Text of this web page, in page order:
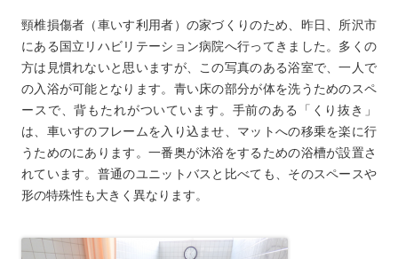
頸椎損傷者（車いす利用者）の家づくりのため、昨日、所沢市
にある国立リハビリテーション病院へ行ってきました。多くの
方は見慣れないと思いますが、この写真のある浴室で、一人で
の入浴が可能となります。青い床の部分が体を洗うためのスペ
ースで、背もたれがついています。手前のある「くり抜き」
は、車いすのフレームを入り込ませ、マットへの移乗を楽に行
うためのにあります。一番奥が沐浴をするための浴槽が設置さ
れています。普通のユニットバスと比べても、そのスペースや
形の特殊性も大きく異なります。